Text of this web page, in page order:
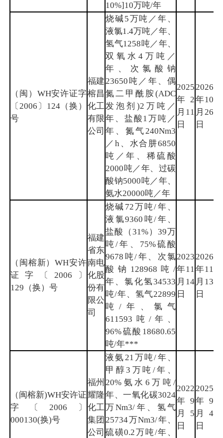
10%]10万吨/年
（闽）WH安许证字
〔2006〕124（换）
号
福建
榕昌
化工
有限
公司
烧碱5万吨／年、
液氯1.4万吨／年、
氢气1258吨／年、
双氧水4万吨／
年、次氯酸钠
23650吨／年、偶
氮二甲酰胺(ADC
发泡剂)2万吨／
年、盐酸1万吨／
年、氮气240Nm3
／h、水合肼6850
吨／年、稀硫酸
2000吨／年、过碳
酸钠5000吨／年、
氨水20000吨／年
2025
年2
月11
日
2026
年10
月26
日
（闽榕新）WH安许
证字〔2006〕
129（换）号
福建
省东
南电
化股
份有
限公
司
烧碱72万吨/年、
液氯9360吨/年、
盐酸（31%）39万
吨/年、75%硫酸
9678吨/年、次氯
酸钠128968吨/
年、氯化氢34533
吨/年、氢气22899
吨/年、氯气
611593吨/年、
96%硫酸18680.65
吨/年***
2023
年11
月14
日
2026
年11
月13
日
（闽榕新)WH安许证
字〔2006〕
000130(换)号
福州
耀隆
化工
集团
公司
液氨21万吨/年、
甲醇3万吨/年、
20%氨水6万吨/
年、一氧化碳3024
万Nm3/年、氢气
25734万Nm3/年、
硫磺0.2万吨/年、
2022
年9
月5
日
2025
年9
月4
日